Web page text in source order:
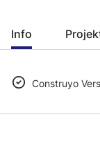
Info
Construyo